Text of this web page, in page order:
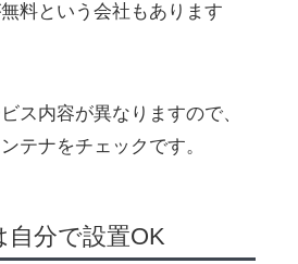
料という会社もあります
ス内容が異なりますので、
テナをチェックです。
分で設置OK